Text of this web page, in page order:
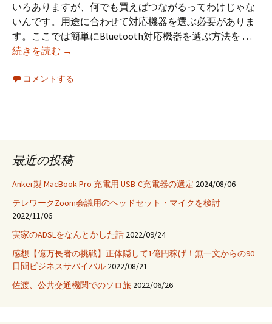
いろありますが、何でも買えばつながるってわけじゃな
いんです。用途に合わせて対応機器を選ぶ必要がありま
す。ここでは簡単にBluetooth対応機器を選ぶ方法を …
続きを読む ス
ー
に
合
っ
な
Bluetooth
機
器
→
コメントする
最近の投稿
Anker製 MacBook Pro 充電用 USB-C充電器の選定 2024/08/06
テレワークZoom会議用のヘッドセット・マイクを検討
2022/11/06
実家のADSLをなんとかした話 2022/09/24
感想【億万長者の挑戦】正体隠して1億円稼げ！無一文からの90
日間ビジネスサバイバル 2022/08/21
佐渡、公共交通機関でのソロ旅 2022/06/26